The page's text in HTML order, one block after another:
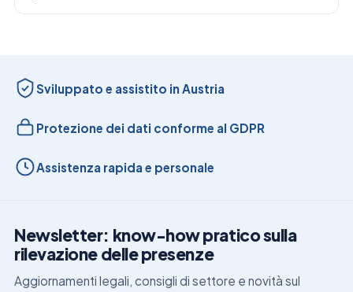
Sviluppato e assistito in Austria
Protezione dei dati conforme al GDPR
Assistenza rapida e personale
Newsletter: know-how pratico sulla
rilevazione delle presenze
Aggiornamenti legali, consigli di settore e novità sul